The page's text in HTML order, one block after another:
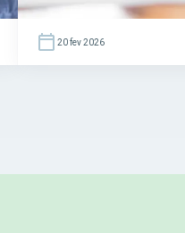
20 fev 2026